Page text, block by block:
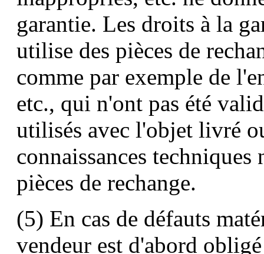
garantie. Les droits à la
utilise des pièces de
comme par exemple de
etc., qui n'ont pas été
utilisés avec l'objet livré
connaissances techniques
pièces de rechange.
(5) En cas de défauts
vendeur est d'abord